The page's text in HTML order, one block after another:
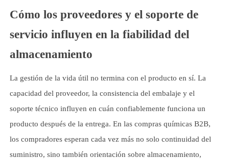
Cómo los proveedores y el soporte de
servicio influyen en la fiabilidad del
almacenamiento
La gestión de la vida útil no termina con el producto en sí. La
capacidad del proveedor, la consistencia del embalaje y el
soporte técnico influyen en cuán confiablemente funciona un
producto después de la entrega. En las compras químicas B2B,
los compradores esperan cada vez más no solo continuidad del
suministro, sino también orientación sobre almacenamiento,